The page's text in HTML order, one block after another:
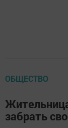
ОБЩЕСТВО
забрать